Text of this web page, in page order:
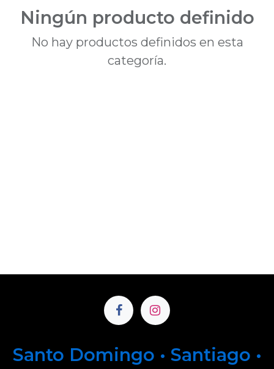
Ningún producto definido
No hay productos definidos en esta
categoría.
Santo Domingo • Santiago •